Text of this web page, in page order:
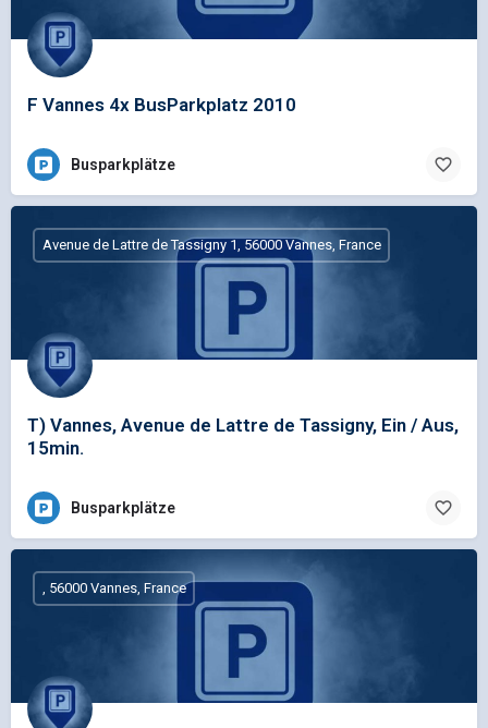
F Vannes 4x BusParkplatz 2010
Busparkplätze
T) Vannes, Avenue de Lattre de Tassigny, Ein / Aus,
15min.
Avenue de Lattre de Tassigny 1, 56000 Vannes, France
Busparkplätze
, 56000 Vannes, France